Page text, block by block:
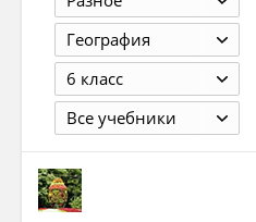
География
6 класс
Все учебники